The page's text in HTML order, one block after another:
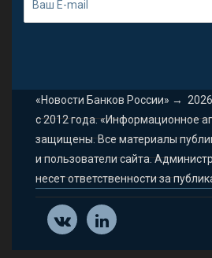
«Новости Банков России» → 2026
с 2012 года. «Информационное
защищены. Все материалы
и пользователи сайта.
несет ответственности за